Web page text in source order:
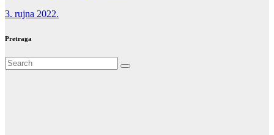
3. rujna 2022.
Pretraga